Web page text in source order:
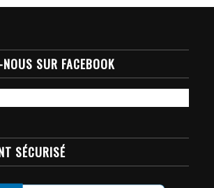
SUR FACEBOOK
SÉCURISÉ